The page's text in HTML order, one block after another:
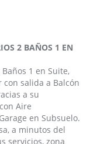
2 BAÑOS 1 EN
1 en Suite,
con salida a Balcón
a su
Aire
en Subsuelo.
a minutos del
servicios, zona